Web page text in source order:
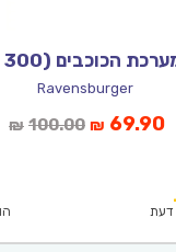
הכוכבים (300 חלקים)
Ravensburger
₪ 100.00המחיר
₪100.00.
₪ 69.90
דעת